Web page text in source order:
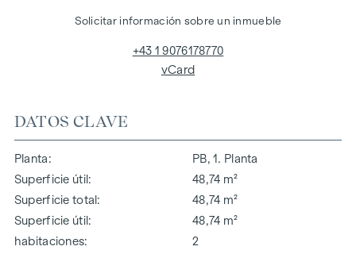
DATOS CLAVE
Planta
PB, 1. Planta
Superficie útil
48,74 m²
Superficie total
48,74 m²
Superficie útil
48,74 m²
habitaciones
2
Solicitar información sobre un inmueble
+43 1 9076178770
vCard